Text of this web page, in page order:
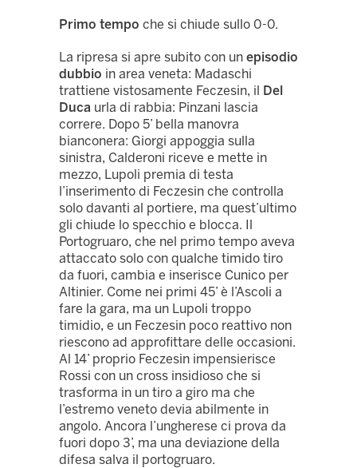
Primo tempo che si chiude sullo 0-0.
La ripresa si apre subito con un episodio
dubbio in area veneta: Madaschi
trattiene vistosamente Feczesin, il Del
Duca urla di rabbia: Pinzani lascia
correre. Dopo 5’ bella manovra
bianconera: Giorgi appoggia sulla
sinistra, Calderoni riceve e mette in
mezzo, Lupoli premia di testa
l’inserimento di Feczesin che controlla
solo davanti al portiere, ma quest’ultimo
gli chiude lo specchio e blocca. Il
Portogruaro, che nel primo tempo aveva
attaccato solo con qualche timido tiro
da fuori, cambia e inserisce Cunico per
Altinier. Come nei primi 45’ è l’Ascoli a
fare la gara, ma un Lupoli troppo
timidio, e un Feczesin poco reattivo non
riescono ad approfittare delle occasioni.
Al 14’ proprio Feczesin impensierisce
Rossi con un cross insidioso che si
trasforma in un tiro a giro ma che
l’estremo veneto devia abilmente in
angolo. Ancora l’ungherese ci prova da
fuori dopo 3’, ma una deviazione della
difesa salva il portogruaro.